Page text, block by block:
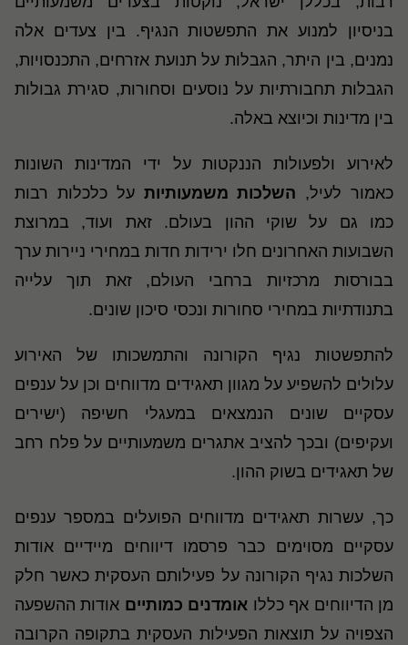
בניסיון למנוע את התפשטות הנגיף. בין צעדים אלה
נמנים, בין היתר, הגבלות על תנועת אזרחים, התכנסויות,
הגבלות תחבורתיות על נוסעים וסחורות, סגירת גבולות
בין מדינות וכיוצא באלה.
לאירוע ולפעולות הננקטות על ידי המדינות השונות
כאמור לעיל, השלכות משמעותיות על כלכלות רבות
כמו גם על שוקי ההון בעולם. זאת ועוד, במרוצת
השבועות האחרונים חלו ירידות חדות במחירי ניירות ערך
בבורסות מרכזיות ברחבי העולם, זאת תוך עלייה
בתנודתיות במחירי סחורות ונכסי סיכון שונים.
להתפשטות נגיף הקורונה והתמשכותו של האירוע
עלולים להשפיע על מגוון תאגידים מדווחים וכן על ענפים
עסקיים שונים הנמצאים במעגלי חשיפה (ישירים
ועקיפים) ובכך להציב אתגרים משמעותיים על פלח רחב
של תאגידים בשוק ההון.
כך, עשרות תאגידים מדווחים הפועלים במספר ענפים
עסקיים מסוימים כבר פרסמו דיווחים מיידיים אודות
השלכות נגיף הקורונה על פעילותם העסקית כאשר חלק
מן הדיווחים אף כללו אומדנים כמותיים אודות ההשפעה
הצפויה על תוצאות הפעילות העסקית בתקופה הקרובה